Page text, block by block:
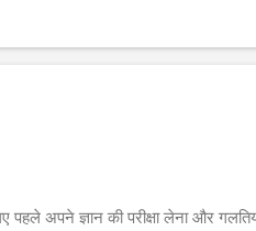
ज्ञान की परीक्षा लेना और गलतियों